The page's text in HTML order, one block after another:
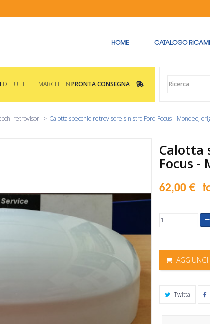
HOME CATALOGO
DI TUTTE LE MARCHE IN PRONTA CONSEGNA
retrovisori > Calotta specchio retrovisore sinistro Ford Focus - Mondeo,
Calotta
Focus -
62,00 €
AGGIUNGI
Twitta